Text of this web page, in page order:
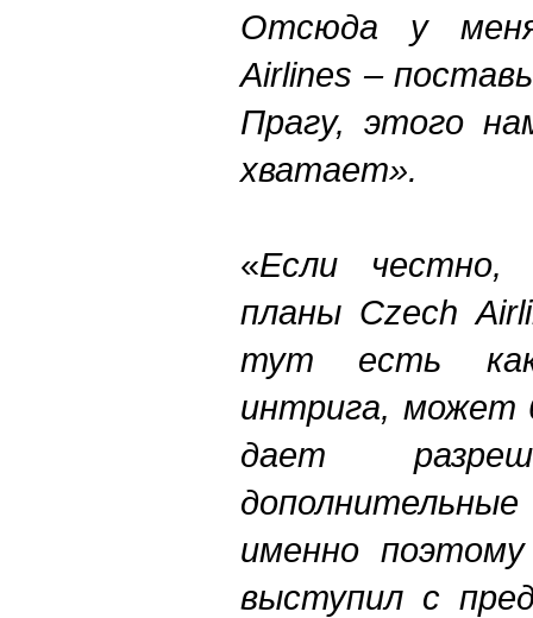
Отсюда у
Airlines –
Прагу, этого
хватает».
«Если
планы Czech
тут есть
интрига, может
дает
именно поэтому
выступил с